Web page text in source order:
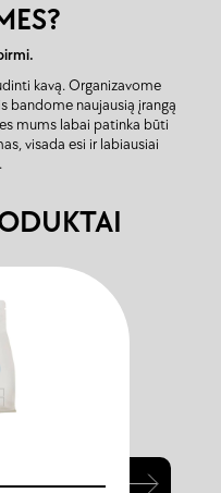
kavą. Organizavome
bandome naujausią įrangą
mums labai patinka būti
visada esi ir labiausiai